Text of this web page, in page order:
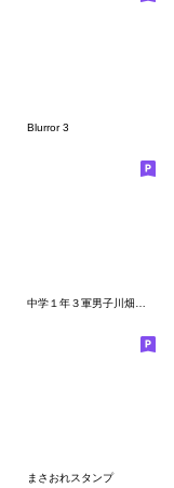
Blurror 3
まさおれスタンプ